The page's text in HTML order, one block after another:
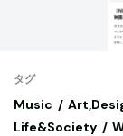
タグ
Music
Life&Society